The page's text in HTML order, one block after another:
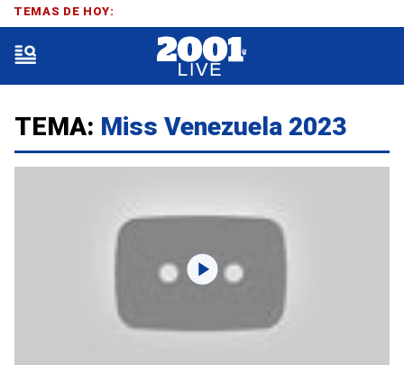
TEMA: Miss Venezuela 2023
TEMAS DE HOY: